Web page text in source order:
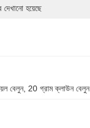
দেখানো হয়েছে
বেলুন, 20 গ্রাম ক্লাউন বেলুন